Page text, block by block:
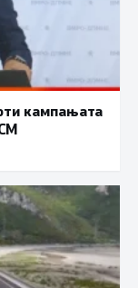
кампањата